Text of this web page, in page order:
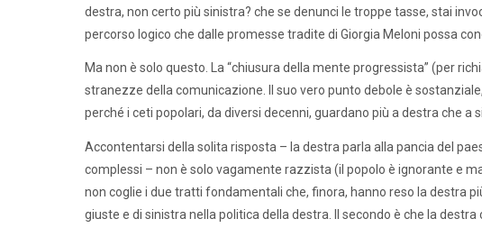
destra, non certo più sinistra? che se denunci le troppe tasse, stai
percorso logico che dalle promesse tradite di Giorgia Meloni possa
Ma non è solo questo. La “chiusura della mente progressista” (per
stranezze della comunicazione. Il suo vero punto debole è
perché i ceti popolari, da diversi decenni, guardano più a destra che a
Accontentarsi della solita risposta – la destra parla alla pancia del
complessi – non è solo vagamente razzista (il popolo è ignorante e
non coglie i due tratti fondamentali che, finora, hanno reso la destra
giuste e di sinistra nella politica della destra. Il secondo è che la